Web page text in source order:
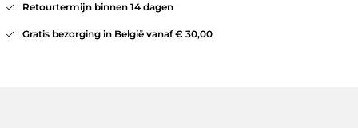
Retourtermijn binnen 14 dagen
Gratis bezorging in België vanaf € 30,00